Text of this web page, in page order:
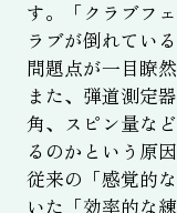
す。「クラブフ
ラブが倒れてい
問題点が一目瞭然
また、弾道測定
角、スピン量な
るのかという原
従来の「感覚的
いた「効率的な